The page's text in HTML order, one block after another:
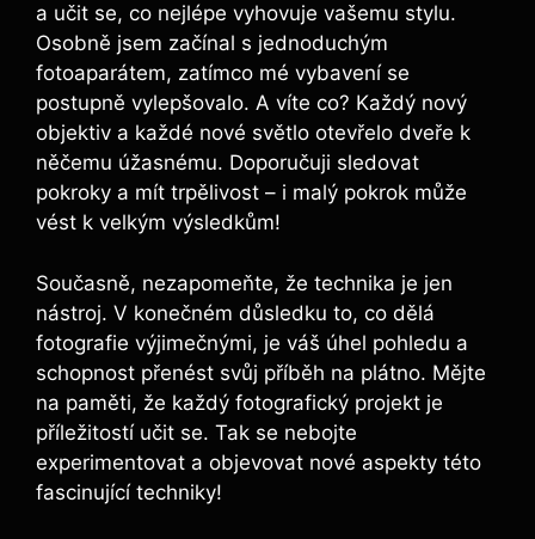
a ​učit⁢ se, co nejlépe vyhovuje vašemu stylu.
‍Osobně jsem začínal s jednoduchým
fotoaparátem, zatímco⁤ mé vybavení se
postupně vylepšovalo. A⁣ víte ⁤co? Každý nový‍
objektiv‍ a každé nové‌ světlo ‍otevřelo dveře k
něčemu⁣ úžasnému.‌ Doporučuji sledovat
pokroky a mít trpělivost – i malý pokrok může
vést k velkým ⁣výsledkům!
Současně, nezapomeňte, že technika je jen
nástroj. V konečném důsledku to,​ co dělá
fotografie výjimečnými, ⁤je⁢ váš úhel pohledu a
schopnost​ přenést svůj příběh na plátno. Mějte⁢
na paměti, že ⁣každý fotografický​ projekt⁣ je
příležitostí učit ⁣se. Tak se nebojte
experimentovat a objevovat nové aspekty této
fascinující‍ techniky!